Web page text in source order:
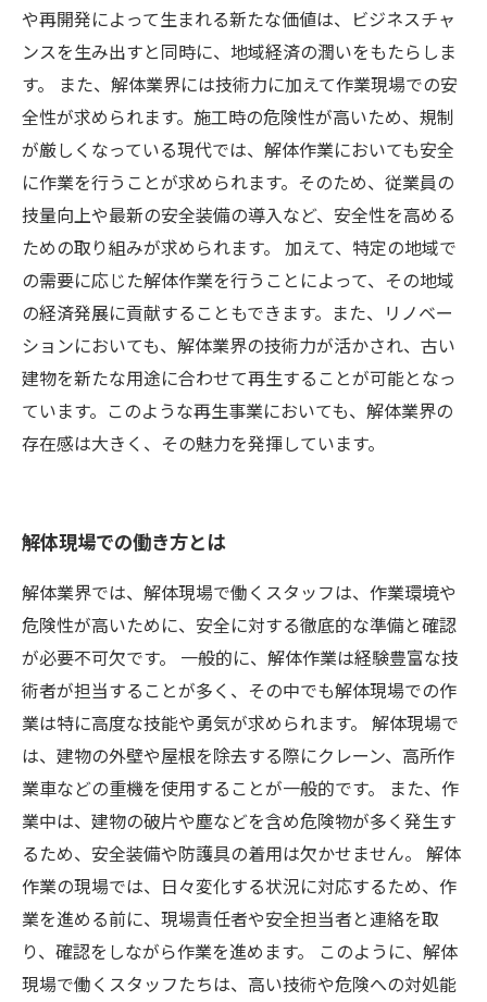
や再開発によって生まれる新たな価値は、ビジネスチャ
ンスを生み出すと同時に、地域経済の潤いをもたらしま
す。 また、解体業界には技術力に加えて作業現場での安
全性が求められます。施工時の危険性が高いため、規制
が厳しくなっている現代では、解体作業においても安全
に作業を行うことが求められます。そのため、従業員の
技量向上や最新の安全装備の導入など、安全性を高める
ための取り組みが求められます。 加えて、特定の地域で
の需要に応じた解体作業を行うことによって、その地域
の経済発展に貢献することもできます。また、リノベー
ションにおいても、解体業界の技術力が活かされ、古い
建物を新たな用途に合わせて再生することが可能となっ
ています。このような再生事業においても、解体業界の
存在感は大きく、その魅力を発揮しています。
解体現場での働き方とは
解体業界では、解体現場で働くスタッフは、作業環境や
危険性が高いために、安全に対する徹底的な準備と確認
が必要不可欠です。 一般的に、解体作業は経験豊富な技
術者が担当することが多く、その中でも解体現場での作
業は特に高度な技能や勇気が求められます。 解体現場で
は、建物の外壁や屋根を除去する際にクレーン、高所作
業車などの重機を使用することが一般的です。 また、作
業中は、建物の破片や塵などを含め危険物が多く発生す
るため、安全装備や防護具の着用は欠かせません。 解体
作業の現場では、日々変化する状況に対応するため、作
業を進める前に、現場責任者や安全担当者と連絡を取
り、確認をしながら作業を進めます。 このように、解体
現場で働くスタッフたちは、高い技術や危険への対処能